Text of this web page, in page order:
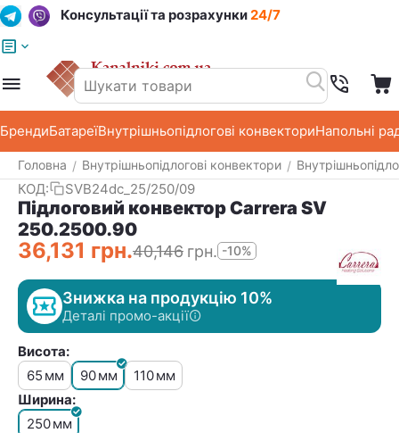
Консультації та розрахунки24/7
БрендиБатареїВнутрішньопідлогові конвекториНапольні
Головна / Внутрішньопідлогові конвектори /
КОД: SVB24dc_25/250/09
Підлоговий конвектор Carrera SV
250.2500.90
36,131 грн.40,146 грн. -10%
Знижка на продукцію 10%
Деталі промо-акції
Висота:
65 мм 90мм 110мм
Ширина:
250мм